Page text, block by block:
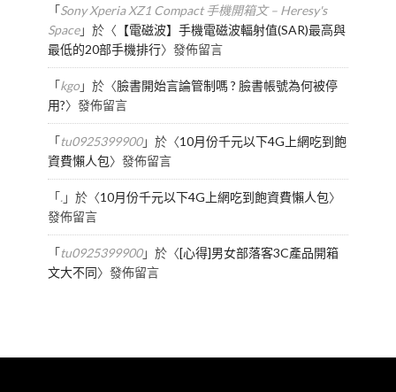
「Sony Xperia XZ1 Compact 手機開箱文 – Heresy's
Space」於〈 【電磁波】手機電磁波輻射值(SAR)最高與
最低的20部手機排行〉發佈留言
「kgo」於〈臉書開始言論管制嗎 ? 臉書帳號為何被停
用?〉發佈留言
「tu0925399900」於〈10月份千元以下4G上網吃到飽
資費懶人包〉發佈留言
「.」於〈10月份千元以下4G上網吃到飽資費懶人包〉
發佈留言
「tu0925399900」於〈[心得]男女部落客3C產品開箱
文大不同〉發佈留言